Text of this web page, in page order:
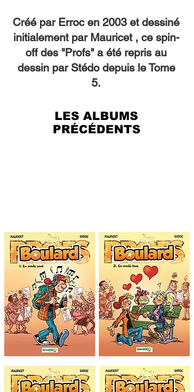
Créé par Erroc en 2003 et dessiné
initialement par Mauricet , ce spin-
off des "Profs" a été repris au
dessin par Stédo depuis le Tome
5.
LES ALBUMS
PRÉCÉDENTS